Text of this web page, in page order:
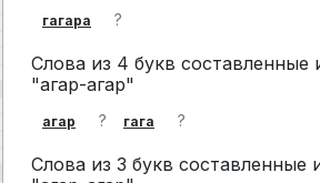
гагара ?
Слова из 4 букв составленные
"агар-агар"
агар ? гага ?
Слова из 3 букв составленные